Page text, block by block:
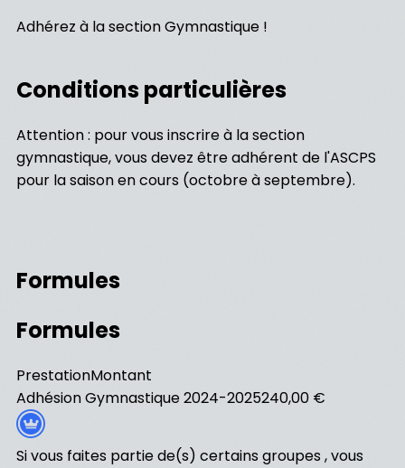
Adhérez à la section Gymnastique !
Conditions particulières
Attention : pour vous inscrire à la section
gymnastique, vous devez être adhérent de l'ASCPS
pour la saison en cours (octobre à septembre).
Formules
Formules
PrestationMontant
Adhésion Gymnastique 2024-2025240,00 €
Si vous faites partie de(s) certains groupes , vous